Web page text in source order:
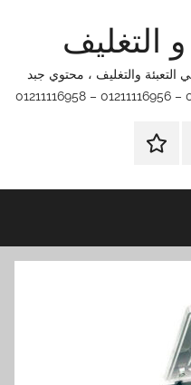
و التغليف
التعبئة والتغليف ، محتوي جبد
اتـصـل
في
التي